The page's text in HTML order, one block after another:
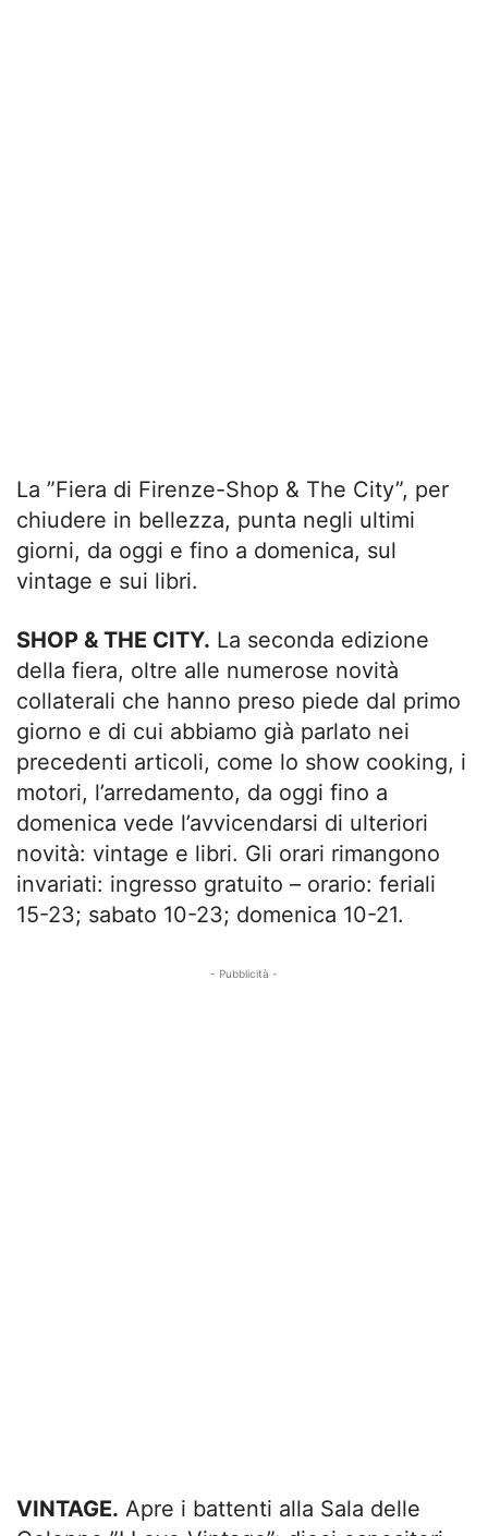
La ”Fiera di Firenze-Shop & The City”, per
chiudere in bellezza, punta negli ultimi
giorni, da oggi e fino a domenica, sul
vintage e sui libri.
SHOP & THE CITY. La seconda edizione
della fiera, oltre alle numerose novità
collaterali che hanno preso piede dal primo
giorno e di cui abbiamo già parlato nei
precedenti articoli, come lo show cooking, i
motori, l’arredamento, da oggi fino a
domenica vede l’avvicendarsi di ulteriori
novità: vintage e libri. Gli orari rimangono
invariati: ingresso gratuito – orario: feriali
15-23; sabato 10-23; domenica 10-21.
- Pubblicità -
VINTAGE. Apre i battenti alla Sala delle